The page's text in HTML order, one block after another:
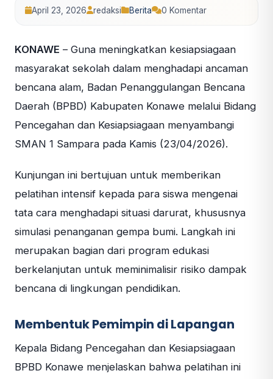
April 23, 2026 redaksi Berita 0 Komentar
KONAWE – Guna meningkatkan kesiapsiagaan
masyarakat sekolah dalam menghadapi ancaman
bencana alam, Badan Penanggulangan Bencana
Daerah (BPBD) Kabupaten Konawe melalui Bidang
Pencegahan dan Kesiapsiagaan menyambangi
SMAN 1 Sampara pada Kamis (23/04/2026).
Kunjungan ini bertujuan untuk memberikan
pelatihan intensif kepada para siswa mengenai
tata cara menghadapi situasi darurat, khususnya
simulasi penanganan gempa bumi. Langkah ini
merupakan bagian dari program edukasi
berkelanjutan untuk meminimalisir risiko dampak
bencana di lingkungan pendidikan.
Membentuk Pemimpin di Lapangan
Kepala Bidang Pencegahan dan Kesiapsiagaan
BPBD Konawe menjelaskan bahwa pelatihan ini